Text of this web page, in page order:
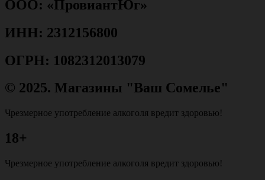
ООО: «ПровиантЮг»
ИНН: 2312156800
ОГРН: 1082312013079
© 2025. Магазины "Ваш Сомелье"
Чрезмерное употребление алкоголя вредит здоровью!
18+
Чрезмерное употребление алкоголя вредит здоровью!